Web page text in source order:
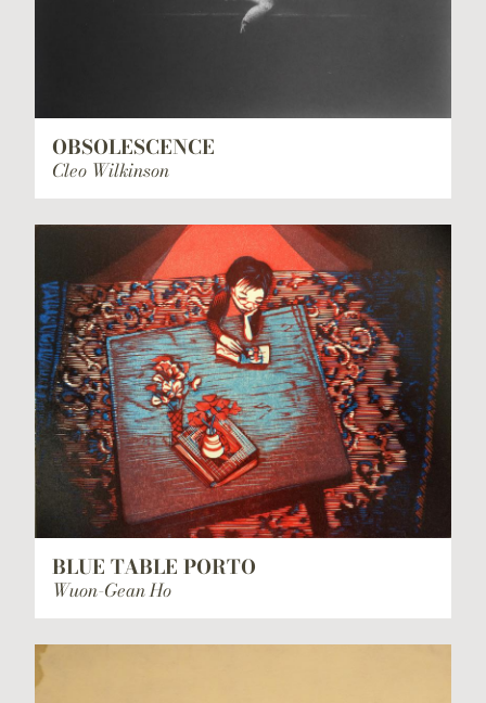
OBSOLESCENCE
Cleo Wilkinson
BLUE TABLE PORTO
Wuon-Gean Ho